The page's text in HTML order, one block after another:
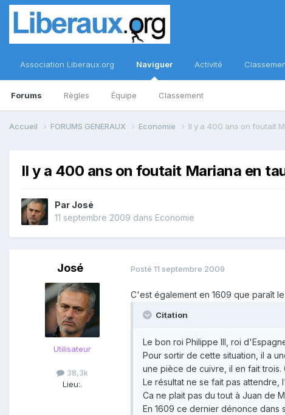
Association Liberaux.org Naviguer
Forums Règles Équipe Classement
Activité
Accueil FORUMS GENERAUX Economie Il y a 400 ans on foutait
Il y a 400 ans on foutait Mariana en
Par José
11 septembre 2009 dans Economie
José
Utilisateur
38,3k
Lieu:.
Posté 11 septembre 2009
C'est également en 1609 que paraît
Citation
Le bon roi Philippe III, roi
Pour sortir de cette situation, il a
une pièce de cuivre, il en fait trois.
Le résultat ne se fait pas
Ca ne plait pas du tout à Juan de
En 1609 ce dernier dénonce